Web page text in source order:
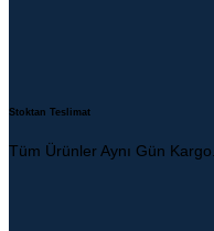
Stoktan Teslimat
Tüm Ürünler Aynı Gün Kargo.